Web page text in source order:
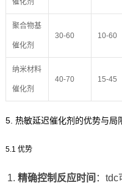
催化剂
聚合物基
催化剂
30-60 10-60
纳米材料
催化剂
40-70 15-45
5. 热敏延迟催化剂的优势与局
5.1 优势
精确控制反应时间 ：tdc